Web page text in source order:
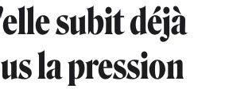
subit déjà
la pression